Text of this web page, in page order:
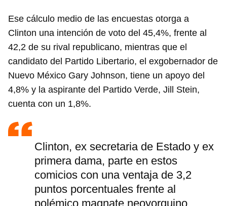
Ese cálculo medio de las encuestas otorga a
Clinton una intención de voto del 45,4%, frente al
42,2 de su rival republicano, mientras que el
candidato del Partido Libertario, el exgobernador de
Nuevo México Gary Johnson, tiene un apoyo del
4,8% y la aspirante del Partido Verde, Jill Stein,
cuenta con un 1,8%.
Clinton, ex secretaria de Estado y ex
primera dama, parte en estos
comicios con una ventaja de 3,2
puntos porcentuales frente al
polémico magnate neoyorquino